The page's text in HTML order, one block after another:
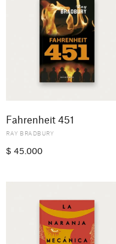
Fahrenheit 451
RAY BRADBURY
$ 45.000